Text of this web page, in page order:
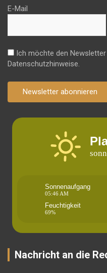
E-Mail
Ich möchte den
Datenschutzhinweise.
Newsletter abonnieren
Sonnenaufgang
05:46 AM
Feuchtigkeit
69%
Nachricht an die